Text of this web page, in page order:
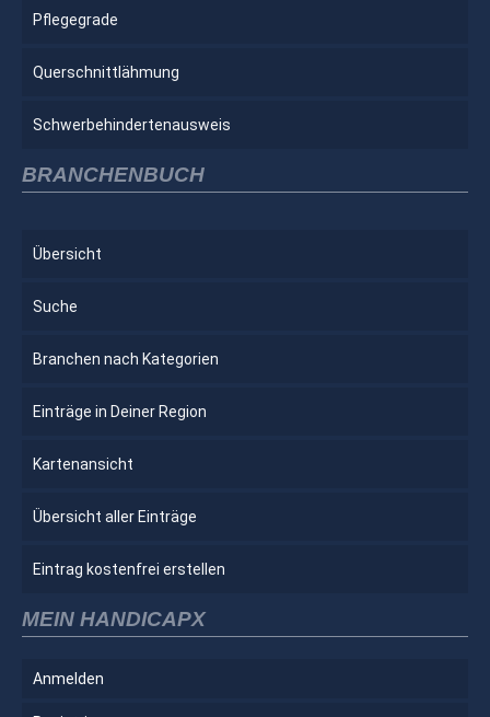
Pflegegrade
Querschnittlähmung
Schwerbehindertenausweis
BRANCHENBUCH
Übersicht
Suche
Branchen nach Kategorien
Einträge in Deiner Region
Kartenansicht
Übersicht aller Einträge
Eintrag kostenfrei erstellen
MEIN HANDICAPX
Anmelden